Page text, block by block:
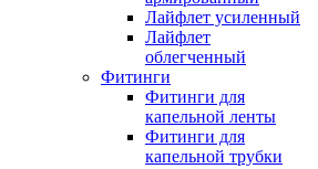
Лайфлет усиленный
Лайфлет
облегченный
Фитинги
Фитинги для
капельной ленты
Фитинги для
капельной трубки